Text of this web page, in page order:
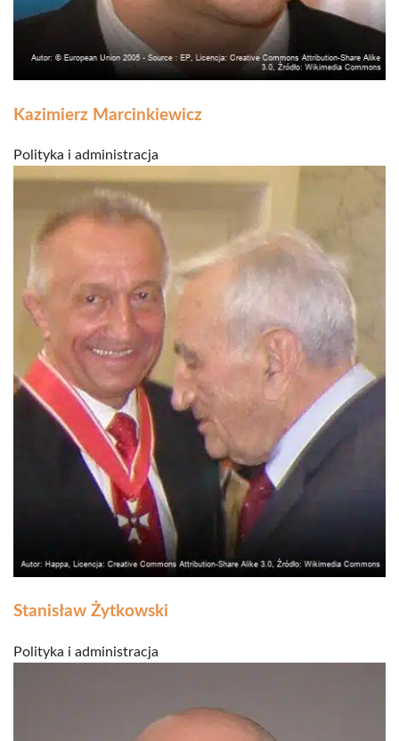
Kazimierz Marcinkiewicz
Polityka i administracja
Stanisław Żytkowski
Polityka i administracja